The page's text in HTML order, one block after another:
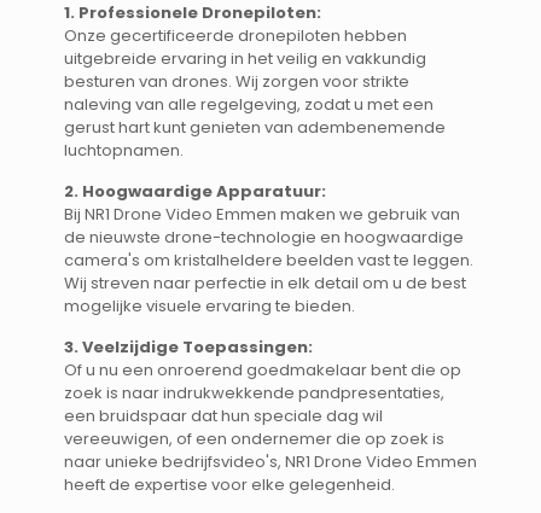
1. Professionele Dronepiloten:
Onze gecertificeerde dronepiloten hebben
uitgebreide ervaring in het veilig en vakkundig
besturen van drones. Wij zorgen voor strikte
naleving van alle regelgeving, zodat u met een
gerust hart kunt genieten van adembenemende
luchtopnamen.
2. Hoogwaardige Apparatuur:
Bij NR1 Drone Video Emmen maken we gebruik van
de nieuwste drone-technologie en hoogwaardige
camera's om kristalheldere beelden vast te leggen.
Wij streven naar perfectie in elk detail om u de best
mogelijke visuele ervaring te bieden.
3. Veelzijdige Toepassingen:
Of u nu een onroerend goedmakelaar bent die op
zoek is naar indrukwekkende pandpresentaties,
een bruidspaar dat hun speciale dag wil
vereeuwigen, of een ondernemer die op zoek is
naar unieke bedrijfsvideo's, NR1 Drone Video Emmen
heeft de expertise voor elke gelegenheid.